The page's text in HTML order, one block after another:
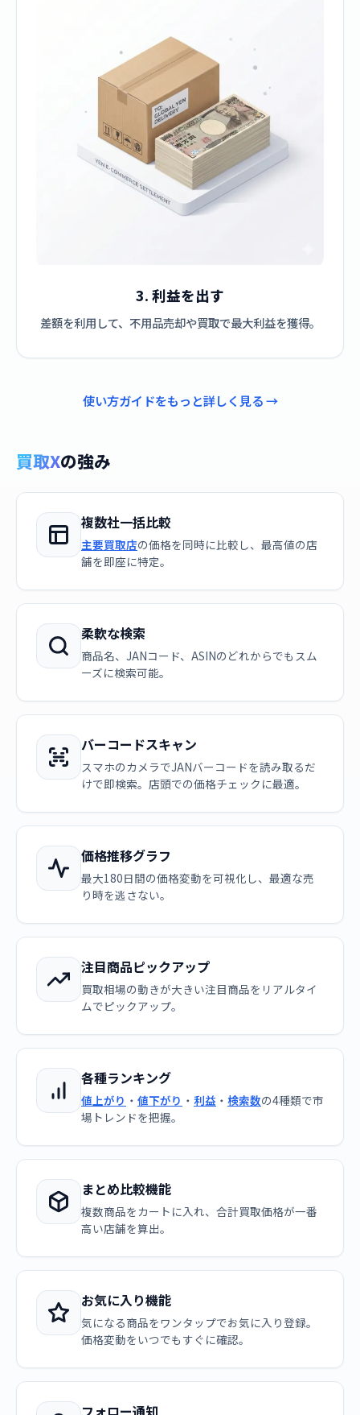
3. 利益を出す
差額を利用して、不用品売却や買取で最大利益を獲得。
使い方ガイドをもっと詳しく見る →
買取Xの強み
複数社一括比較
主要買取店の価格を同時に比較し、最高値の店
舗を即座に特定。
柔軟な検索
商品名、JANコード、ASINのどれからでもスム
ーズに検索可能。
バーコードスキャン
スマホのカメラでJANバーコードを読み取るだ
けで即検索。店頭での価格チェックに最適。
価格推移グラフ
最大180日間の価格変動を可視化し、最適な売
り時を逃さない。
注目商品ピックアップ
買取相場の動きが大きい注目商品をリアルタイ
ムでピックアップ。
各種ランキング
値上がり ・ 値下がり ・ 利益 ・ 検索数の4種類で市
場トレンドを把握。
まとめ比較機能
複数商品をカートに入れ、合計買取価格が一番
高い店舗を算出。
お気に入り機能
気になる商品をワンタップでお気に入り登録。
価格変動をいつでもすぐに確認。
フォロー通知